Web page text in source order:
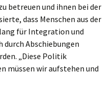
betreuen und ihnen bei der
dass Menschen aus der
für Integration und
Abschiebungen
„Diese Politik
müssen wir aufstehen und